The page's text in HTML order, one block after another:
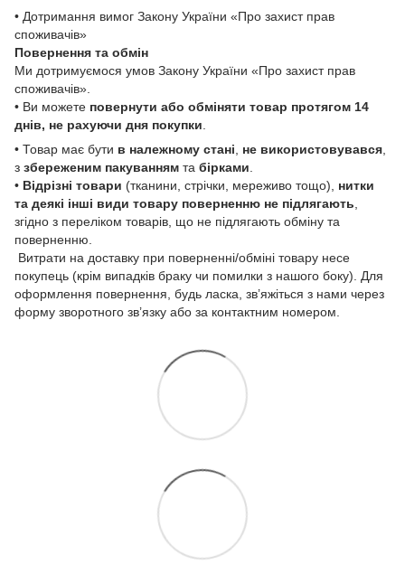
• Дотримання вимог Закону України «Про захист прав
споживачів»
Повернення та обмін
Ми дотримуємося умов Закону України «Про захист прав
споживачів».
• Ви можете повернути або обміняти товар протягом 14
днів, не рахуючи дня покупки
• Товар має бути в належному стані не використовувався
з збереженим пакуванням та бірками
• Відрізні товари (тканини, стрічки, мереживо тощо), нитки
та деякі інші види товару поверненню не підлягають
згідно з переліком товарів, що не підлягають обміну та
поверненню.
Витрати на доставку при поверненні/обміні товару несе
покупець (крім випадків браку чи помилки з нашого боку). Для
оформлення повернення, будь ласка, зв’яжіться з нами через
форму зворотного зв’язку або за контактним номером.